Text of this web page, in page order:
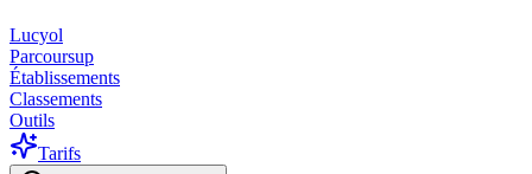
Lucyol
Parcoursup
Établissements
Classements
Outils
Tarifs